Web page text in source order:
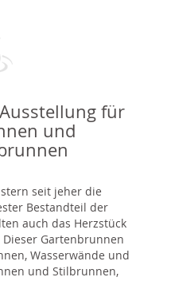
für
und
seit jeher die
Bestandteil der
auch das Herzstück
Gartenbrunnen
Wasserwände und
und Stilbrunnen,